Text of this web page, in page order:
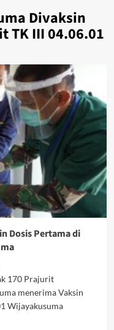
Divaksin
TK III 04.06.01
Dosis Pertama di
170 Prajurit
menerima Vaksin
Wijayakusuma